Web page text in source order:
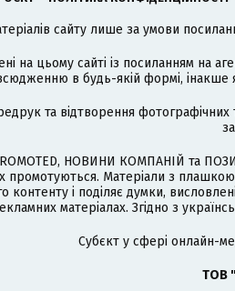
сайту лише за умови
на цьому сайті із посиланням на
в будь-якій формі, інакше
та відтворення
НОВИНИ КОМПАНІЙ та
промотуються. Матеріали з
контенту і поділяє думки,
матеріалах. Згідно з
Cубєкт у сфері онлайн-
ТОВ